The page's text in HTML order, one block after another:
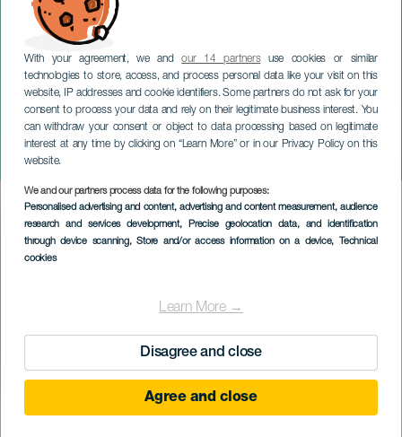
With your agreement, we andour 14 partnersuse cookies or similar
technologies to store, access, and process personal data like your visit on this
website, IP addresses and cookie identifiers. Some partners do not ask for your
consent to process your data and rely on their legitimate business interest. You
can withdraw your consent or object to data processing based on legitimate
interest at any time by clicking on “Learn More” or in our Privacy Policy on this
website.
We and our partners process data for the following purposes:
Personalised advertising and content, advertising and content measurement, audience
research and services development, Precise geolocation data, and identification
through device scanning, Store and/or access information on a device, Technical
cookies
Learn More →
Disagree and close
Agree and close
Festival hrdosti na to, kým
jsme
GRAN CANARIA
Imagen
Listado